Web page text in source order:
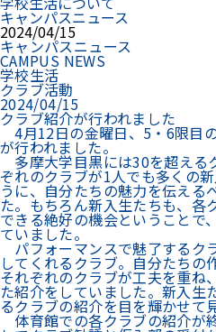
キャンパスニュース
2024/04/15
キャンパスニュース
CAMPUS NEWS
学校生活
クラブ活動
2024/04/15
クラブ紹介が行われました
4月12日の金曜日、5・6限目
が行われました。
多摩大学目黒には30を超える
ぞれのクラブが1人でも多くの
うに、自分たちの魅力を伝える
た。もちろん新入生たちも、各
できる絶好の機会ということで
ていました。
パフォーマンスで魅了するク
してくれるクラブ。自分たちの
それぞれのクラブが工夫を重ね
た紹介をしていました。新入生
るクラブの紹介を目を輝かせて
体育館での各クラブの紹介が